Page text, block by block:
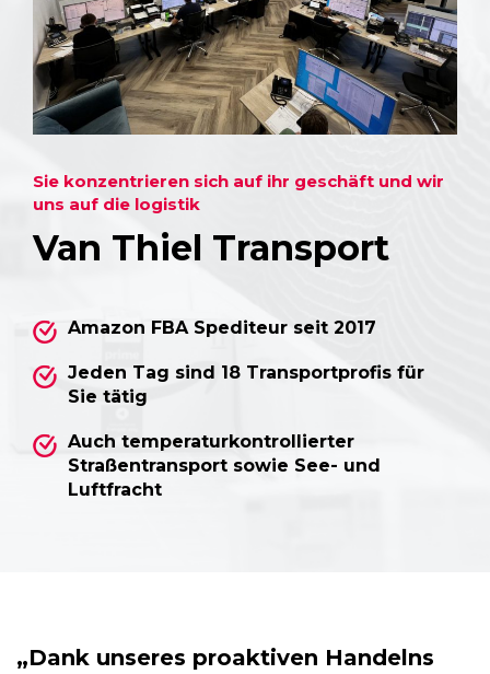
Sie konzentrieren sich auf ihr geschäft und wir
uns auf die logistik
Van Thiel Transport
Amazon FBA Spediteur seit 2017
Jeden Tag sind 18 Transportprofis für
Sie tätig
Auch temperaturkontrollierter
Straßentransport sowie See- und
Luftfracht
„Dank unseres proaktiven Handelns